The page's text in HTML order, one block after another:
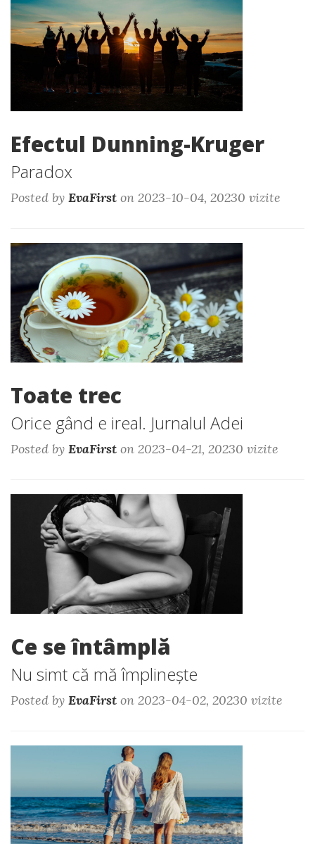
Efectul Dunning-Kruger
Paradox
Posted by EvaFirst on 2023-10-04, 20230 vizite
Toate trec
Orice gând e ireal. Jurnalul Adei
Posted by EvaFirst on 2023-04-21, 20230 vizite
Ce se întâmplă
Nu simt că mă împlinește
Posted by EvaFirst on 2023-04-02, 20230 vizite